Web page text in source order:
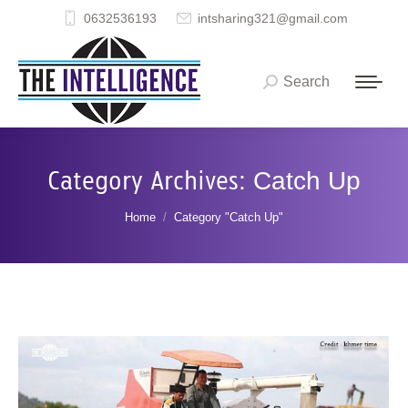
0632536193 intsharing321@gmail.com
Search:
Search
Category Archives: Catch Up
You are here:
Home Category "Catch Up"